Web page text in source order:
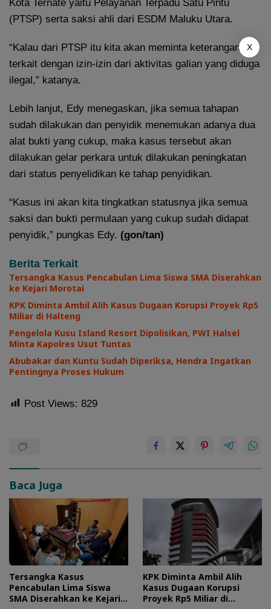
Kota Ternate yaitu Pelayanan Terpadu Satu Pintu
(PTSP) serta saksi ahli dari ESDM Maluku Utara.
“Kalau dari PTSP itu kita akan meminta keterangan
terkait dengan izin-izin dari aktivitas galian yang diduga
ilegal,” katanya.
Lebih lanjut, Edy menegaskan, jika semua tahapan
sudah dilakukan dan penyidik menemukan adanya dua
alat bukti yang cukup, maka kasus tersebut akan
dilakukan gelar perkara untuk dilakukan peningkatan
dari status penyelidikan ke tahap penyidikan.
“Kasus ini akan kita tingkatkan statusnya jika semua
saksi dan bukti permulaan yang cukup sudah didapat
penyidik,” pungkas Edy. (gon/tan)
Berita Terkait
Tersangka Kasus Pencabulan Lima Siswa SMA Diserahkan
ke Kejari Morotai
KPK Diminta Ambil Alih Kasus Dugaan Korupsi Proyek Rp5
Miliar di Halteng
Pengelola Kusu Island Resort Dipolisikan, PWI Halsel
Minta Kapolres Usut Tuntas
Abubakar dan Kuntu Sudah Diperiksa, Hendra Ingatkan
Pentingnya Proses Hukum
Post Views: 829
Baca Juga
Tersangka Kasus
Pencabulan Lima Siswa
SMA Diserahkan ke Kejari
KPK Diminta Ambil Alih
Kasus Dugaan Korupsi
Proyek Rp5 Miliar di
X